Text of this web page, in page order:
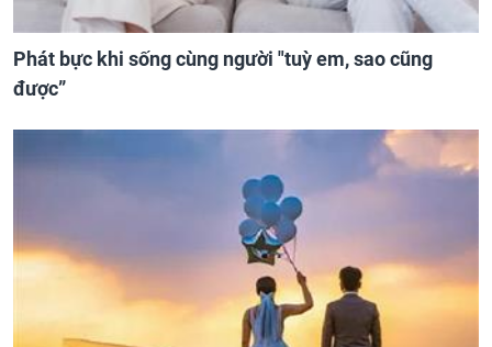
Phát bực khi sống cùng người "tuỳ em, sao cũng
được”